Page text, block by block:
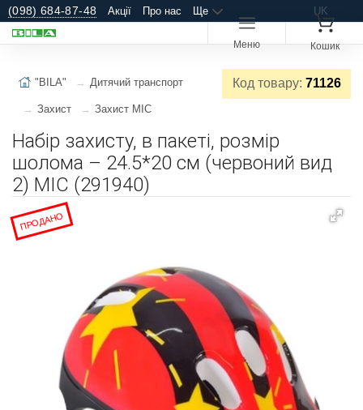
(098) 684-87-48 Акції Про нас Ще UK
Меню Кошик
Код товару: 71126
"BILA" Дитячий транспорт
Захист Захист МІС
Набiр захисту, в пакеті, розмір
шолома – 24.5*20 см (червоний вид
2) МІС (291940)
ПРОДАНО